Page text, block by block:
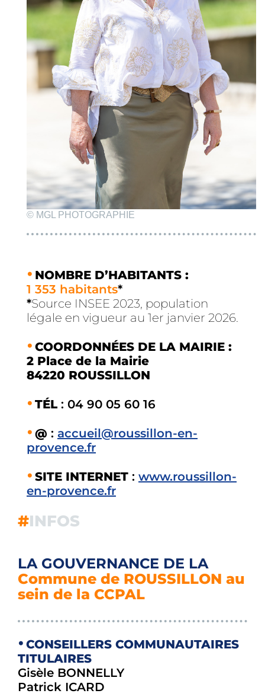
© MGL PHOTOGRAPHIE
NOMBRE D’HABITANTS :
1 353 habitants*
*Source INSEE 2023, population
légale en vigueur au 1er janvier 2026.
COORDONNÉES DE LA MAIRIE :
2 Place de la Mairie
84220 ROUSSILLON
TÉL: 04 90 05 60 16
@ : accueil@roussillon-en-
provence.fr
SITE INTERNET: www.roussillon-
en-provence.fr
#INFOS
LA GOUVERNANCE DE LA
Commune de ROUSSILLON au
sein de la CCPAL
CONSEILLERS COMMUNAUTAIRES
TITULAIRES
Gisèle BONNELLY
Patrick ICARD